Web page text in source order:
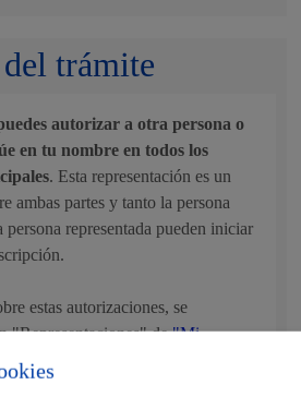
trámite
autorizar a otra persona o
en tu nombre en todos los
. Esta representación es un
ambas partes y tanto la persona
persona representada pueden iniciar
estas autorizaciones, se
"Representaciones" de"Mi
realizar las siguientes acciones